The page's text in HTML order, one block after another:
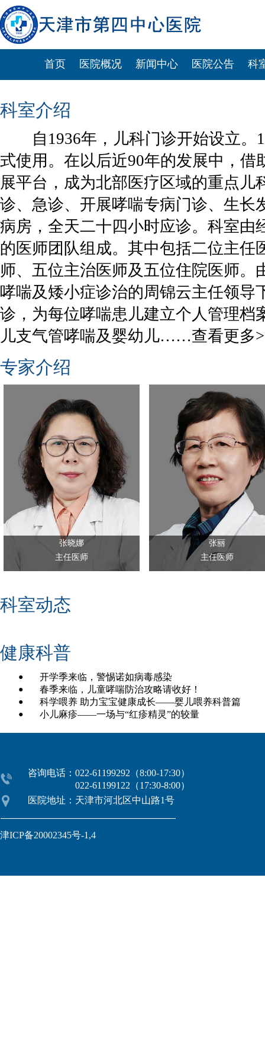
首页 医院概况 新闻中心 医院公告 科
科室介绍
自1936年，儿科门诊开始设立。
式使用。在以后近90年的发展中，借
展平台，成为北部医疗区域的重点儿
诊、急诊、开展哮喘专病门诊、生长
病房，全天二十四小时应诊。科室由
的医师团队组成。其中包括二位主任
师、五位主治医师及五位住院医师。
哮喘及矮小症诊治的周锦云主任领导
诊，为每位哮喘患儿建立个人管理档
儿支气管哮喘及婴幼儿……查看更多
专家介绍
张晓娜
主任医师
张丽
主任医师
科室动态
健康科普
● 开学季来临，警惕诺如病毒感染
● 春季来临，儿童哮喘防治攻略请收好！
● 科学喂养 助力宝宝健康成长——婴儿喂养科普篇
● 小儿麻疹——一场与“红疹精灵”的较量
咨询电话：022-61199292（8:00-17:30）
022-61199122（17:30-8:00）
医院地址：天津市河北区中山路1号
津ICP备20002345号-1,4